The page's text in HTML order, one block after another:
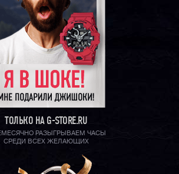
ТОЛЬКО НА G-STORE.RU
РАЗЫГРЫВАЕМ ЧАСЫ
СРЕДИ ВСЕХ ЖЕЛАЮЩИХ